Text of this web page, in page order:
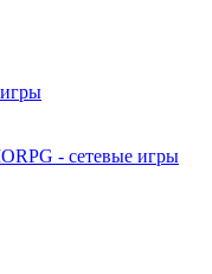
- сетевые игры